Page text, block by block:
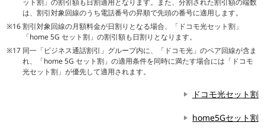
は、割引対象回線のうち電話番号の昇順で先頭の番号に適用します。
割引対象回線の月額料金が日割りとなる場合、「ドコモ光セット割」
「home 5G セット割」の割引額も日割りとなります。
同一「ビジネス通話割引」グループ内に、「ドコモ光」のペア回線が含ま
れ、「home 5G セット割」の適用条件を同時に満たす場合には「ドコモ
光セット割」が優先して適用されます。
ドコモ光セット割
home5Gセット割